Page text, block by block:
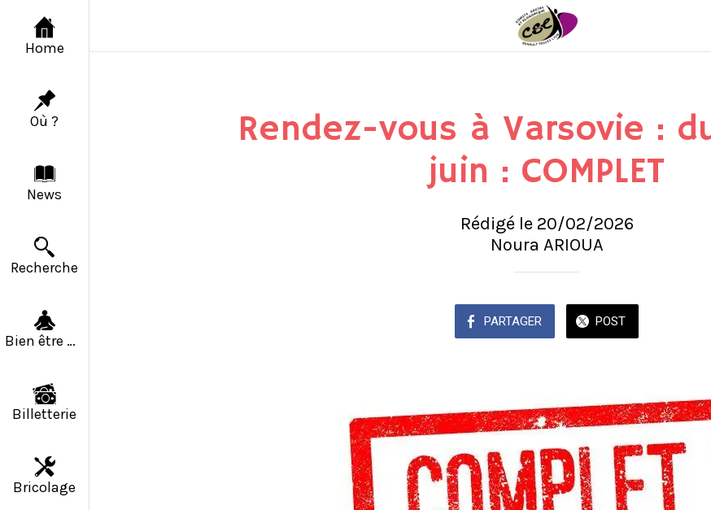
Home
Où ?
News
Recherche
Bien être & Solidarité
Billetterie
Bricolage
Rendez-vous à Varsovie :
juin : COMPLET
Rédigé le 20/02/2026
Noura ARIOUA
PARTAGER POST